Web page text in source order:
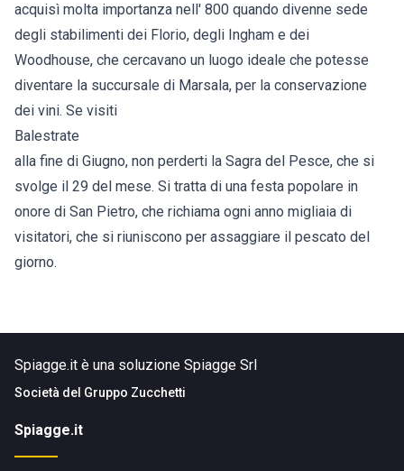
acquisì molta importanza nell' 800 quando divenne sede
degli stabilimenti dei Florio, degli Ingham e dei
Woodhouse, che cercavano un luogo ideale che potesse
diventare la succursale di Marsala, per la conservazione
dei vini. Se visiti
Balestrate
alla fine di Giugno, non perderti la Sagra del Pesce, che si
svolge il 29 del mese. Si tratta di una festa popolare in
onore di San Pietro, che richiama ogni anno migliaia di
visitatori, che si riuniscono per assaggiare il pescato del
giorno.
Spiagge.it è una soluzione Spiagge Srl
Società del Gruppo Zucchetti
Spiagge.it